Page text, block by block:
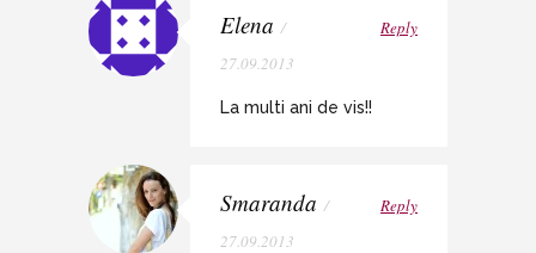
Elena /
27.09.2013
Reply
La multi ani de vis!!
Smaranda /
27.09.2013
Reply